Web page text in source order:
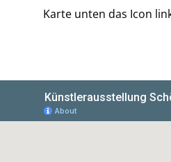
Karte unten das Icon